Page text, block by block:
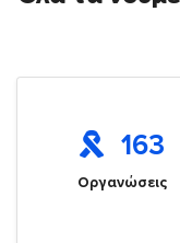
163
Οργανώσεις